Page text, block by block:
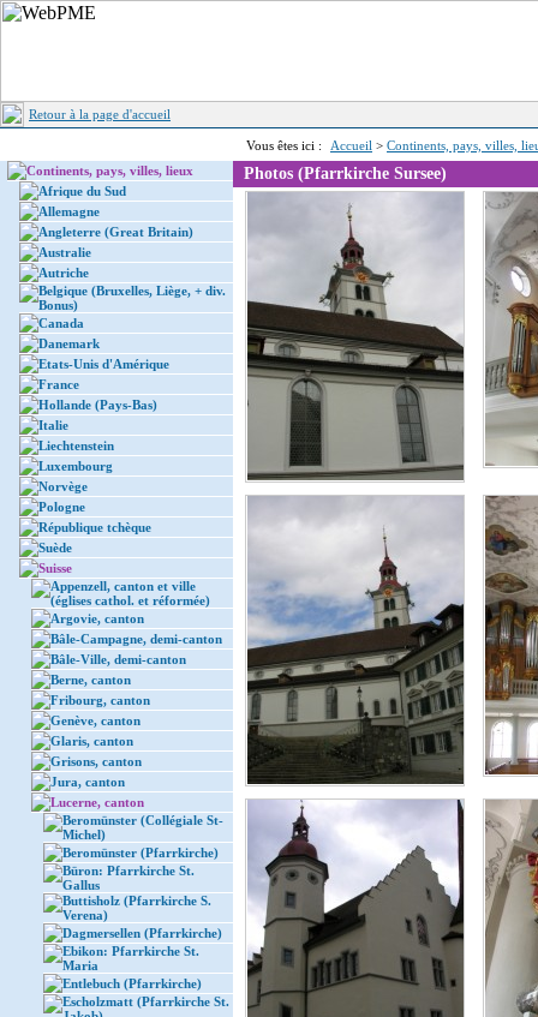
Retour à la page d'accueil
Vous êtes ici : Accueil > Continents, pays, villes,
Continents, pays, villes, lieux
Afrique du Sud
Allemagne
Angleterre (Great Britain)
Australie
Autriche
Belgique (Bruxelles, Liège, + div.
Bonus)
Canada
Danemark
Etats-Unis d'Amérique
France
Hollande (Pays-Bas)
Italie
Liechtenstein
Luxembourg
Norvège
Pologne
République tchèque
Suède
Suisse
Appenzell, canton et ville
(églises cathol. et réformée)
Argovie, canton
Bâle-Campagne, demi-canton
Bâle-Ville, demi-canton
Berne, canton
Fribourg, canton
Genève, canton
Glaris, canton
Grisons, canton
Jura, canton
Lucerne, canton
Beromünster (Collégiale St-
Michel)
Beromünster (Pfarrkirche)
Büron: Pfarrkirche St.
Gallus
Buttisholz (Pfarrkirche S.
Verena)
Dagmersellen (Pfarrkirche)
Ebikon: Pfarrkirche St.
Maria
Entlebuch (Pfarrkirche)
Escholzmatt (Pfarrkirche St.
Photos (Pfarrkirche Sursee)